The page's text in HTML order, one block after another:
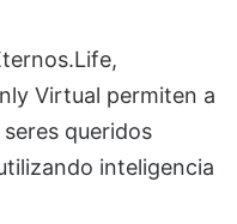
Virtual permiten a
queridos
inteligencia